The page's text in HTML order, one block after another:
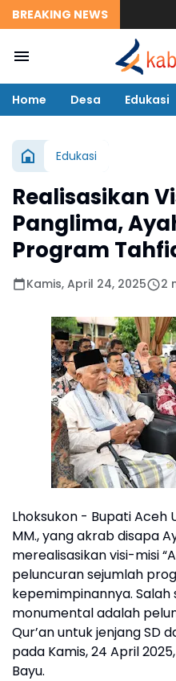
BREAKING NEWS
Home Desa Edukasi
Edukasi
Realisasikan
Panglima,
Program
Kamis, April 24, 2025 2
‎Lhoksukon - Bupati Aceh
MM., yang akrab disapa
merealisasikan visi-misi
peluncuran sejumlah
kepemimpinannya.
monumental adalah
Qur’an untuk jenjang SD
pada Kamis, 24 April
Bayu.